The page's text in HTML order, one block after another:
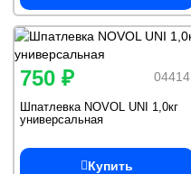
04414
750 ₽
Шпатлевка NOVOL UNI 1,0кг
универсальная
Купить